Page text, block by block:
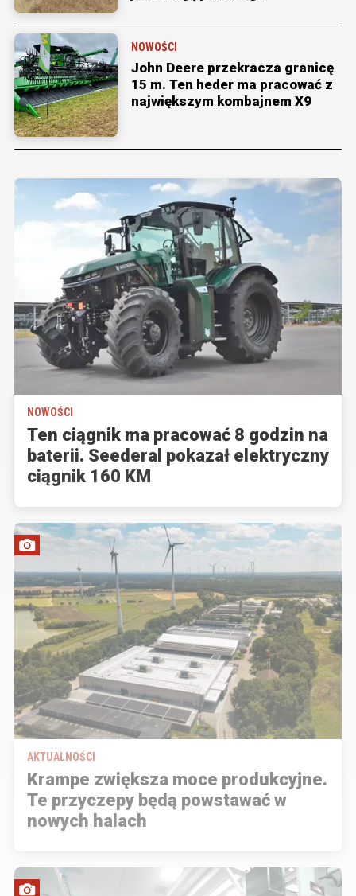
NOWOŚCI
John Deere przekracza granicę
15 m. Ten heder ma pracować z
największym kombajnem X9
NOWOŚCI
Ten ciągnik ma pracować 8 godzin na
baterii. Seederal pokazał elektryczny
ciągnik 160 KM
AKTUALNOŚCI
Krampe zwiększa moce produkcyjne.
Te przyczepy będą powstawać w
nowych halach